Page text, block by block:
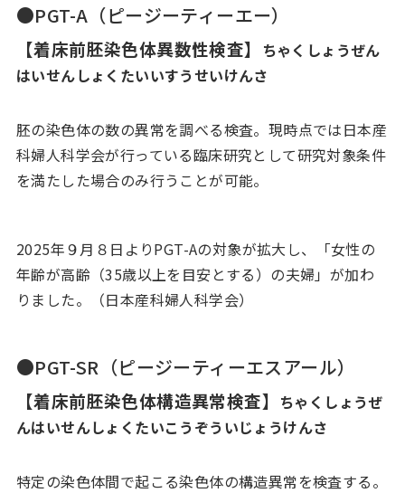
●PGT-A（ピージーティーエー）
【着床前胚染色体異数性検査】
ちゃくしょうぜん
はいせんしょくたいいすうせいけんさ
胚の染色体の数の異常を調べる検査。現時点では日本産
科婦人科学会が行っている臨床研究として研究対象条件
を満たした場合のみ行うことが可能。
2025年９月８日よりPGT-Aの対象が拡大し、「女性の
年齢が高齢（35歳以上を目安とする）の夫婦」が加わ
りました。（日本産科婦人科学会）
●PGT-SR（ピージーティーエスアール）
【着床前胚染色体構造異常検査】 ちゃくしょうぜ
んはいせんしょくたいこうぞういじょうけんさ
特定の染色体間で起こる染色体の構造異常を検査する。